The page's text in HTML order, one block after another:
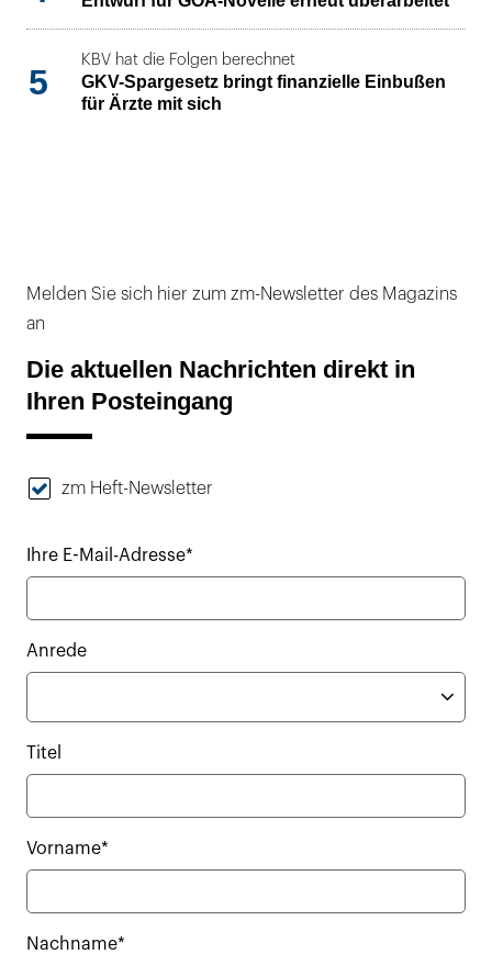
5
KBV hat die Folgen berechnet
GKV-Spargesetz bringt finanzielle Einbußen
für Ärzte mit sich
Melden Sie sich hier zum zm-Newsletter des Magazins
an
Die aktuellen Nachrichten direkt in
Ihren Posteingang
zm Heft-Newsletter
Ihre E-Mail-Adresse*
Anrede
Titel
Vorname*
Nachname*